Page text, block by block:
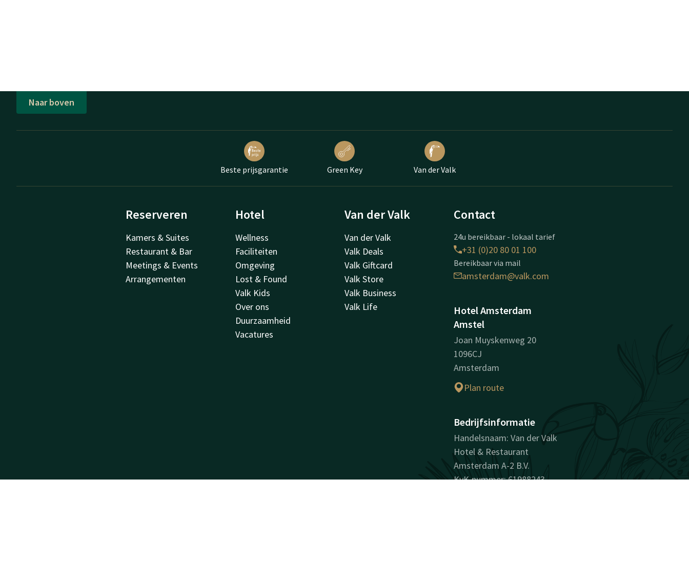
Naar boven
Beste prijsgarantie Green Key Van der Valk
Reserveren
Kamers & Suites
Restaurant & Bar
Meetings & Events
Arrangementen
Hotel
Wellness
Faciliteiten
Omgeving
Lost & Found
Valk Kids
Over ons
Duurzaamheid
Vacatures
Van der Valk
Van der Valk
Valk Deals
Valk Giftcard
Valk Store
Valk Business
Valk Life
Contact
24u bereikbaar - lokaal tarief
+31 (0)20 80 01 100
Bereikbaar via mail
amsterdam@valk.com
Hotel Amsterdam
Amstel
Joan Muyskenweg 20
1096CJ
Amsterdam
Plan route
Bedrijfsinformatie
Handelsnaam: Van der Valk
Hotel & Restaurant
Amsterdam A-2 B.V.
KvK-nummer: 61988243